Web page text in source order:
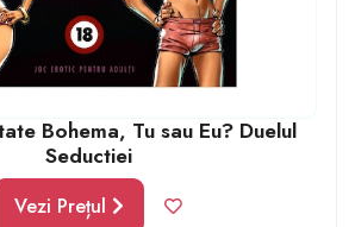
Bohema, Tu sau Eu? Duelul
Seductiei
Vezi Prețul